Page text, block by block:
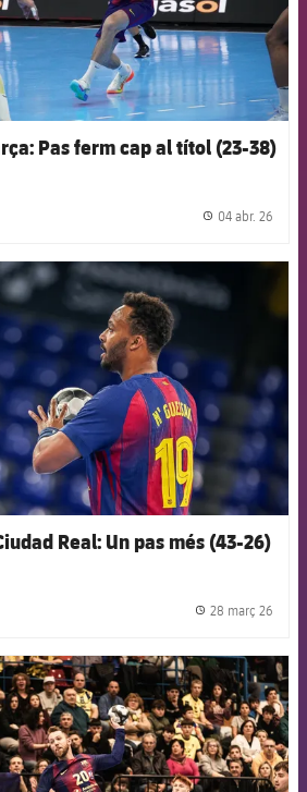
Pas ferm cap al títol (23-38)
04 abr. 26
FCB Barcelona badge
Real: Un pas més (43-26)
28 març 26
FCB Barcelona badge